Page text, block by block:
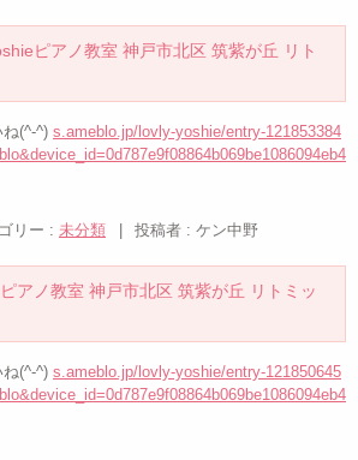
ピアノ教室 神戸市北区 筑紫が丘 リト
(^-^) s.ameblo.jp/lovly-yoshie/entry-121853384
リー : 未分類 投稿者 : ケン中野
アノ教室 神戸市北区 筑紫が丘 リトミッ
(^-^) s.ameblo.jp/lovly-yoshie/entry-121850645